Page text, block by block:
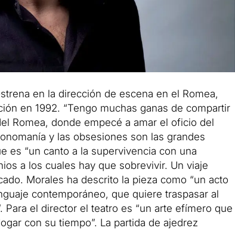
en la dirección de escena en el Romea,
en 1992. “Tengo muchas ganas de compartir
Romea, donde empecé a amar el oficio del
y las obsesiones son las grandes
es “un canto a la supervivencia con una
a los cuales hay que sobrevivir. Un viaje
Morales ha descrito la pieza como “un acto
contemporáneo, que quiere traspasar al
Para el director el teatro es “un arte efímero que
con su tiempo”. La partida de ajedrez